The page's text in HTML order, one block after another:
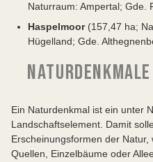
Naturraum: Ampertal; Gde.
Haspelmoor (157,47 ha;
Hügelland; Gde.
Ein Naturdenkmal ist ein unter
Landschaftselement. Damit
Erscheinungsformen der
Quellen, Einzelbäume oder